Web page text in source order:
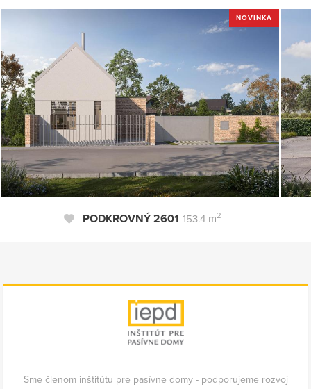
NOVINKA
PODKROVNÝ 2601 153.4 m2
Sme členom inštitútu pre pasívne domy - podporujeme rozvoj